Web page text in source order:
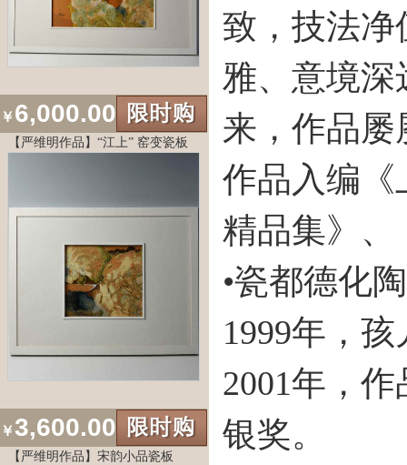
￥ 6,000.00
【严维明作品】“江上” 窑变瓷板
￥ 3,600.00
【严维明作品】宋韵小品瓷板
致，技法净
雅、意境深
来，作品屡
作品入编《
精品集》、
•瓷都德化
1999年，
2001年，
银奖。